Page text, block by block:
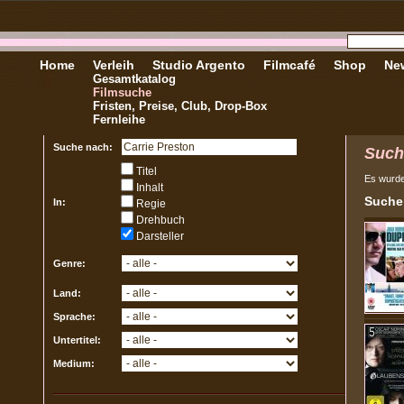
Home Verleih
Gesamtkatalog
Filmsuche
Fristen, Preise, Club, Drop-Box
Fernleihe
Studio Argento Filmcafé Shop
Suche nach:
In:
Titel
Inhalt
Regie
Drehbuch
Darsteller
Genre:
Land:
Sprache:
Untertitel:
Medium:
Es